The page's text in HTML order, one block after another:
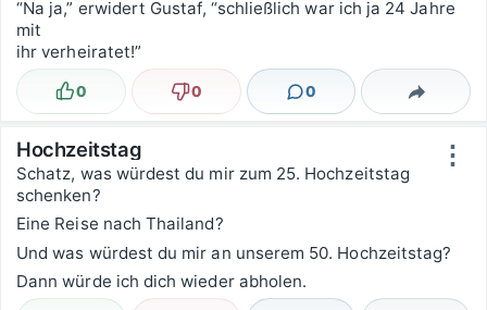
“Na ja,” erwidert Gustaf, “schließlich war ich ja 24 Jahre
mit
ihr verheiratet!”
Lustig
0 Nicht lustig
0 0
Kommentare Teilen
⋮
Hochzeitstag
Schatz, was würdest du mir zum 25. Hochzeitstag
schenken?
Eine Reise nach Thailand?
Und was würdest du mir an unserem 50. Hochzeitstag?
Dann würde ich dich wieder abholen.